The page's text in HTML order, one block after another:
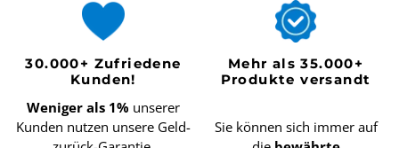
30.000+ Zufriedene
Kunden!
Weniger als 1% unserer
Kunden nutzen unsere Geld-
Mehr als 35.000+
Produkte versandt
Sie können sich immer auf